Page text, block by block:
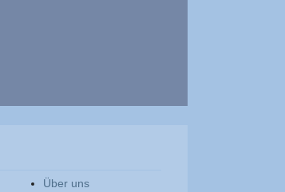
Über uns